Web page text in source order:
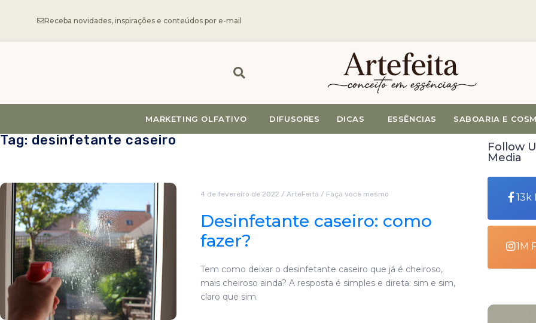
Receba novidades, inspirações e conteúdos por e-mail
MARKETING OLFATIVO DIFUSORES DICAS ESSÊNCIAS SABOARIA E
Tag: desinfetante caseiro
4 de fevereiro de 2022 / ArteFeita / Faça você mesmo
Desinfetante caseiro: como
fazer?
Tem como deixar o desinfetante caseiro que já é cheiroso,
mais cheiroso ainda? A resposta é simples e direta: sim e sim,
claro que sim.
Follow
Media
13k
1M